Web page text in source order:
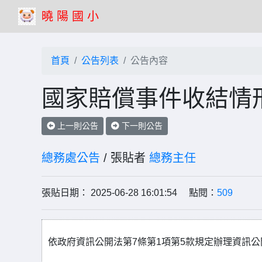
曉 陽 國 小
首頁 公告列表 公告內容
國家賠償事件收結情
上一則公告 下一則公告
總務處公告 / 張貼者 總務主任
張貼日期： 2025-06-28 16:01:54 點閱： 509
依政府資訊公開法第7條第1項第5款規定辦理資訊公